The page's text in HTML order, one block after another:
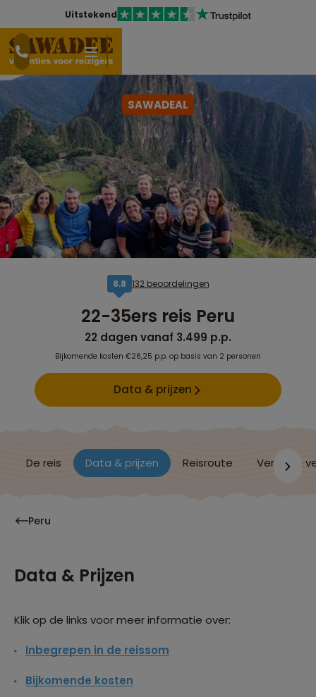
Uitstekend
SAWADEAL
8,8 132 beoordelingen
22-35ers reis Peru
22 dagen vanaf 3.499 p.p.
Bijkomende kosten €26,25 p.p. op basis van 2 personen
Data & prijzen
De reis Data & prijzen Reisroute Verblijf &
Peru
Data & Prijzen
Klik op de links voor meer informatie over:
Inbegrepen in de reissom
Bijkomende kosten